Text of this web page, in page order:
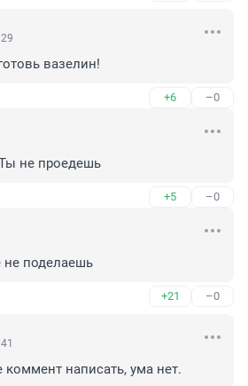
вазелин!
+6 –0
не проедешь
+5 –0
не поделаешь
+21 –0
коммент написать, ума нет.